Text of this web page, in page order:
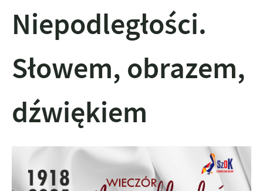
Niepodległości.
Słowem, obrazem,
dźwiękiem